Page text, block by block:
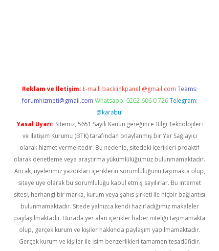
Reklam ve İletişim: E-mail: backlinkpaneli@gmail.com Teams:
forumhizmeti@gmail.com Whatsapp: 0262 606 0 726 Telegram:
@karabul
Yasal Uyarı: Sitemiz, 5651 Sayılı Kanun gereğince Bilgi Teknolojileri
ve İletişim Kurumu (BTK) tarafından onaylanmış bir Yer Sağlayıcı
olarak hizmet vermektedir. Bu nedenle, sitedeki içerikleri proaktif
olarak denetleme veya araştırma yükümlülüğümüz bulunmamaktadır.
Ancak, üyelerimiz yazdıkları içeriklerin sorumluluğunu taşımakta olup,
siteye üye olarak bu sorumluluğu kabul etmiş sayılırlar. Bu internet
sitesi, herhangi bir marka, kurum veya şahıs şirketi ile hiçbir bağlantısı
bulunmamaktadır. Sitede yalnızca kendi hazırladığımız makaleler
paylaşılmaktadır. Burada yer alan içerikler haber niteliği taşımamakta
olup, gerçek kurum ve kişiler hakkında paylaşım yapılmamaktadır.
Gerçek kurum ve kişiler ile isim benzerlikleri tamamen tesadüfidir.